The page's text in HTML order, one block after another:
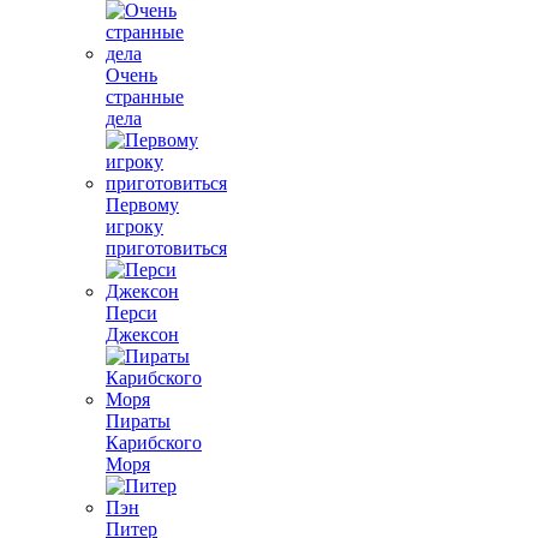
Очень
странные
дела
Первому
игроку
приготовиться
Перси
Джексон
Пираты
Карибского
Моря
Питер